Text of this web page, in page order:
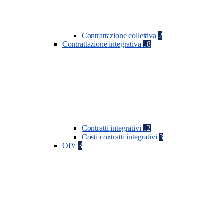
Contrattazione collettiva 2
Contrattazione integrativa 18
Contratti integrativi 12
Costi contratti integrativi 3
OIV 3